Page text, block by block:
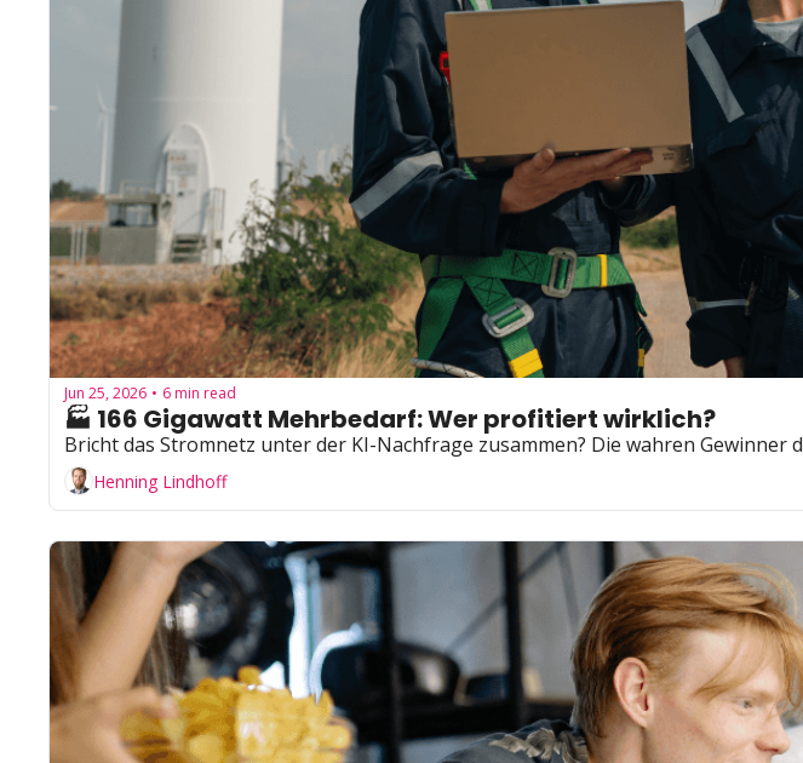
Jun 25, 2026 • 6 min read
🏭 166 Gigawatt Mehrbedarf: Wer profitiert wirklich?
Bricht das Stromnetz unter der KI-Nachfrage zusammen? Die wahren Gewinner
Henning Lindhoff